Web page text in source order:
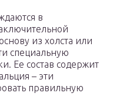
в
из холста или
специальную
Ее состав содержит
– эти
правильную